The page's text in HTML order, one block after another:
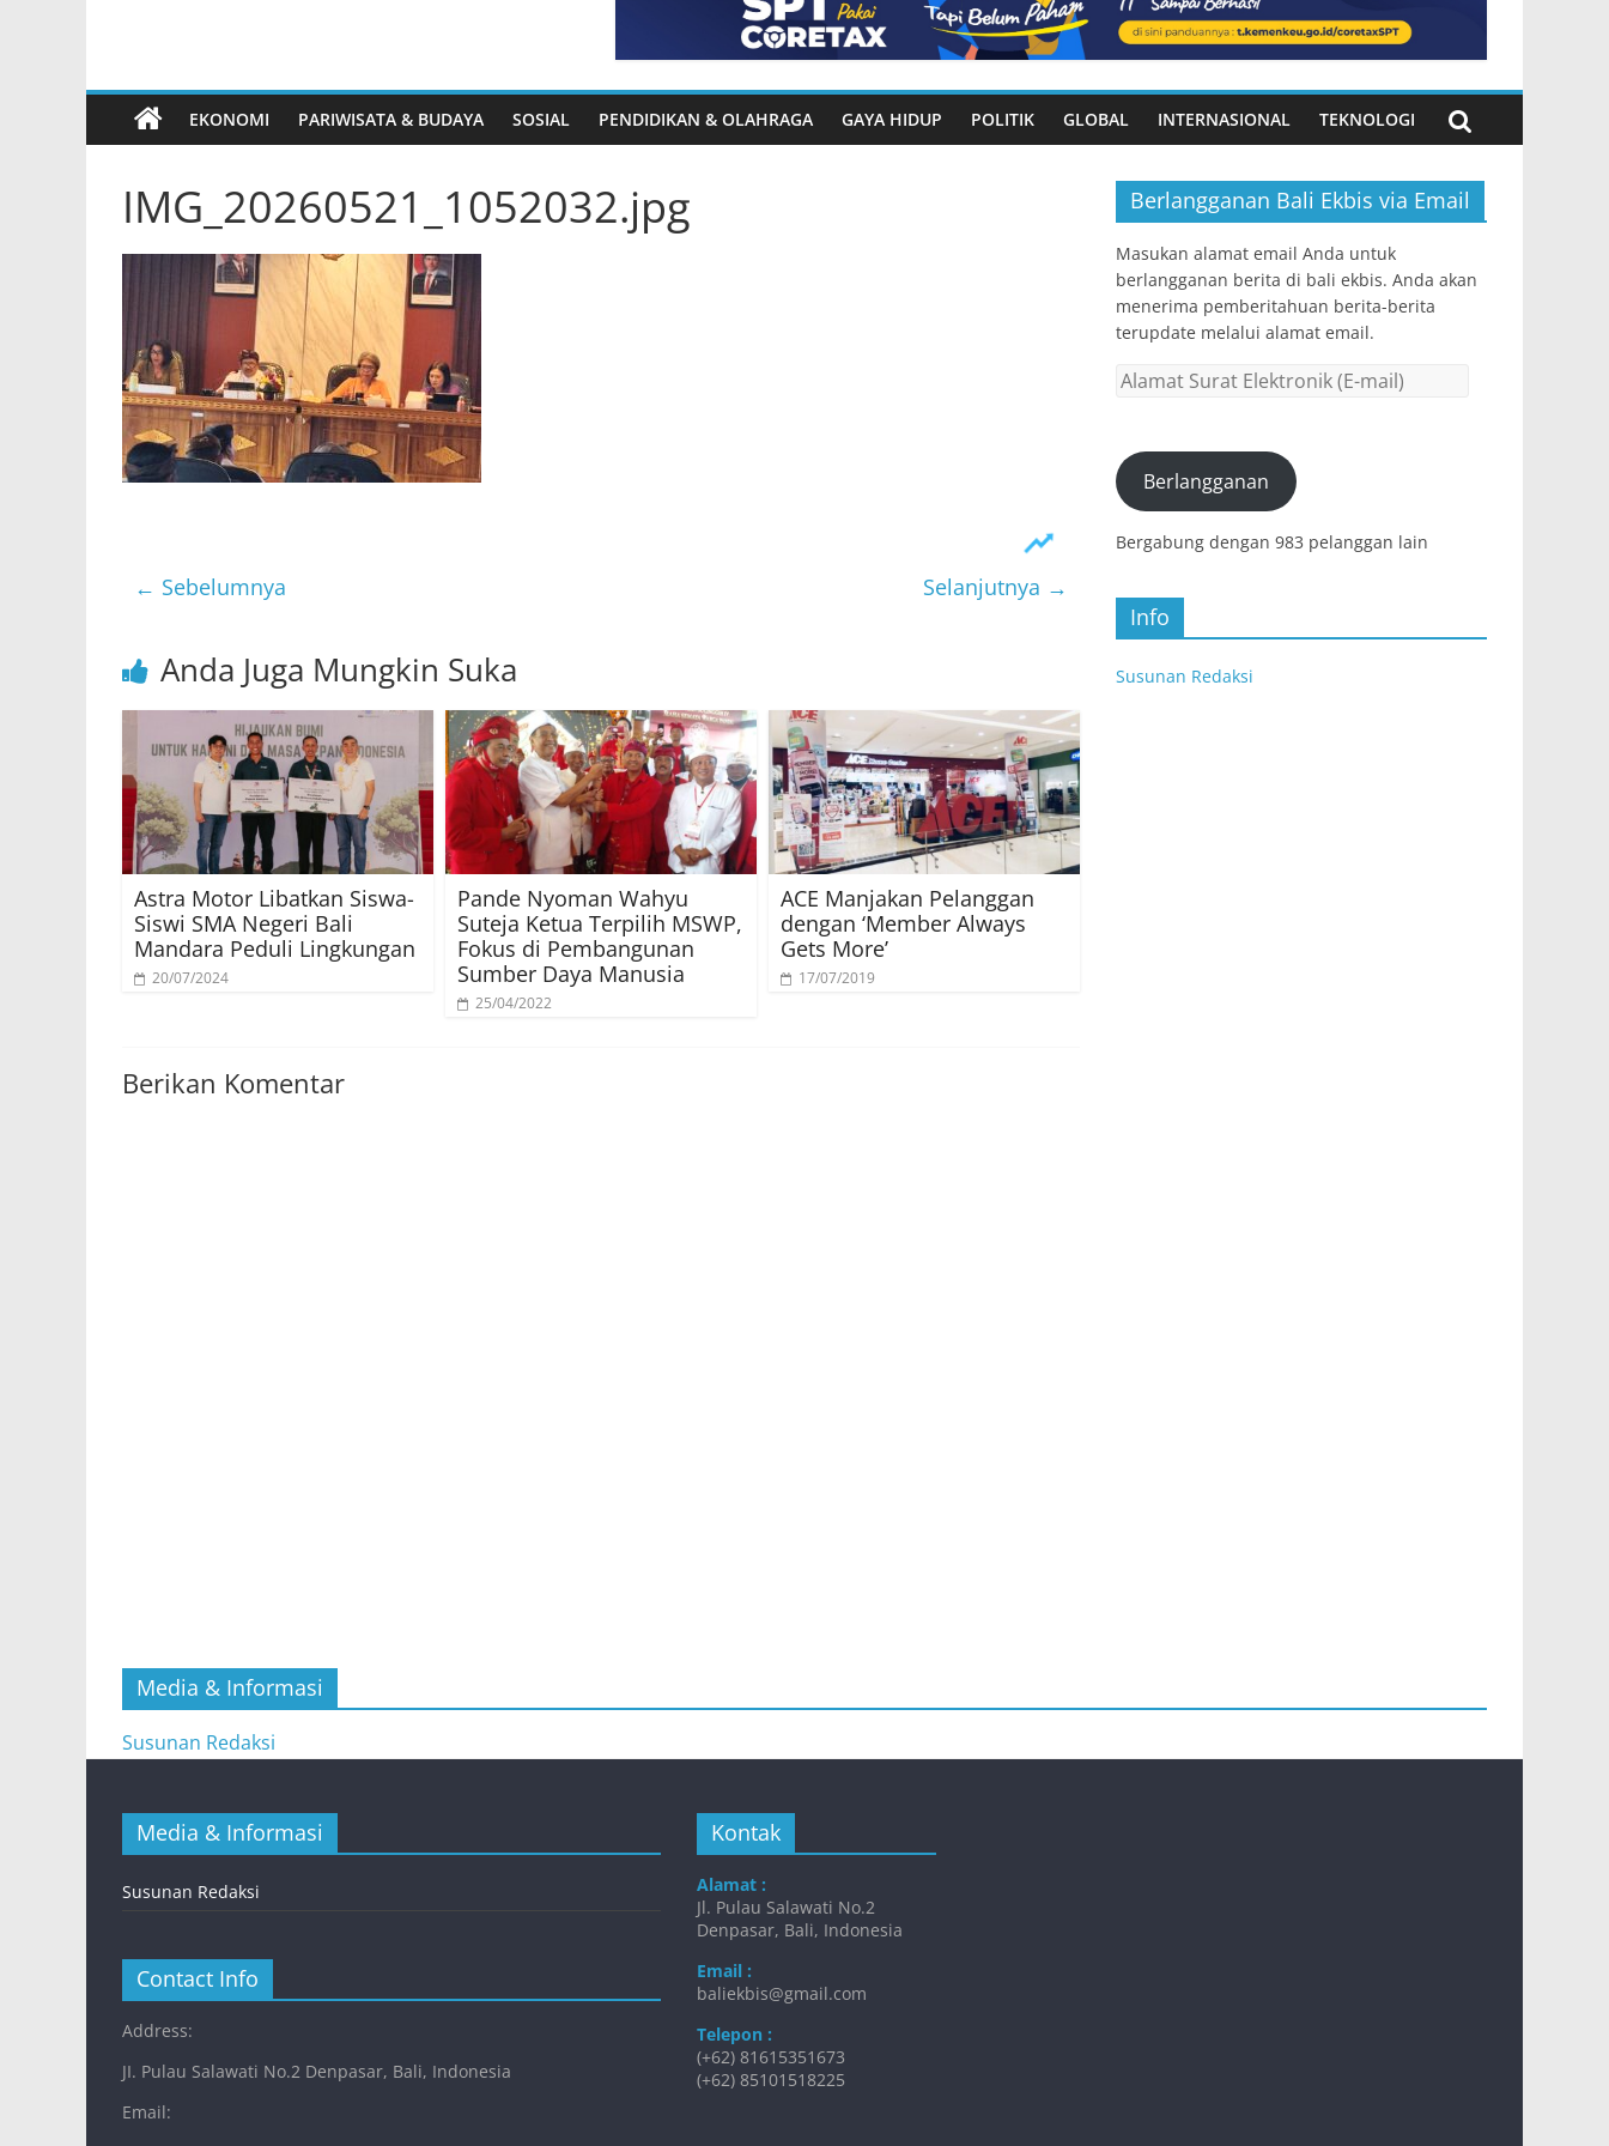
EKONOMI PARIWISATA & BUDAYA SOSIAL PENDIDIKAN & OLAHRAGA GAYA HIDUP POLITIK GLOBAL INTERNASIONAL TEKNOLOGI
IMG_20260521_1052032.jpg
← Sebelumnya Selanjutnya →
Anda Juga Mungkin Suka
Astra Motor Libatkan Siswa-
Siswi SMA Negeri Bali
Mandara Peduli Lingkungan
20/07/2024
Pande Nyoman Wahyu
Suteja Ketua Terpilih MSWP,
Fokus di Pembangunan
Sumber Daya Manusia
25/04/2022
ACE Manjakan Pelanggan
dengan ‘Member Always
Gets More’
17/07/2019
Berikan Komentar
Berlangganan Bali Ekbis via Email
Masukan alamat email Anda untuk
berlangganan berita di bali ekbis. Anda akan
menerima pemberitahuan berita-berita
terupdate melalui alamat email.
Alamat
(E-
mail)Berlangganan
Bergabung dengan 983 pelanggan lain
Info
Susunan Redaksi
Media & Informasi
Susunan Redaksi
Media & Informasi
Susunan Redaksi
Contact Info
Address:
JI. Pulau Salawati No.2 Denpasar, Bali, Indonesia
Email:
Kontak
Alamat :
Jl. Pulau Salawati No.2
Denpasar, Bali, Indonesia
Email :
baliekbis@gmail.com
Telepon :
(+62) 81615351673
(+62) 85101518225